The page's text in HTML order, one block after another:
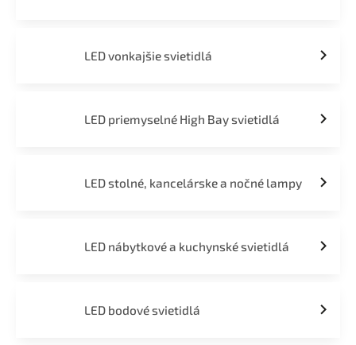
LED vonkajšie svietidlá
LED priemyselné High Bay svietidlá
LED stolné, kancelárske a nočné lampy
LED nábytkové a kuchynské svietidlá
LED bodové svietidlá